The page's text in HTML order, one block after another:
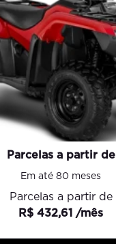
Parcelas a partir de
Em até 80 meses
Parcelas a partir de
R$ 432,61 /mês